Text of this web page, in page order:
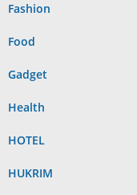
Fashion
Food
Gadget
Health
HOTEL
HUKRIM